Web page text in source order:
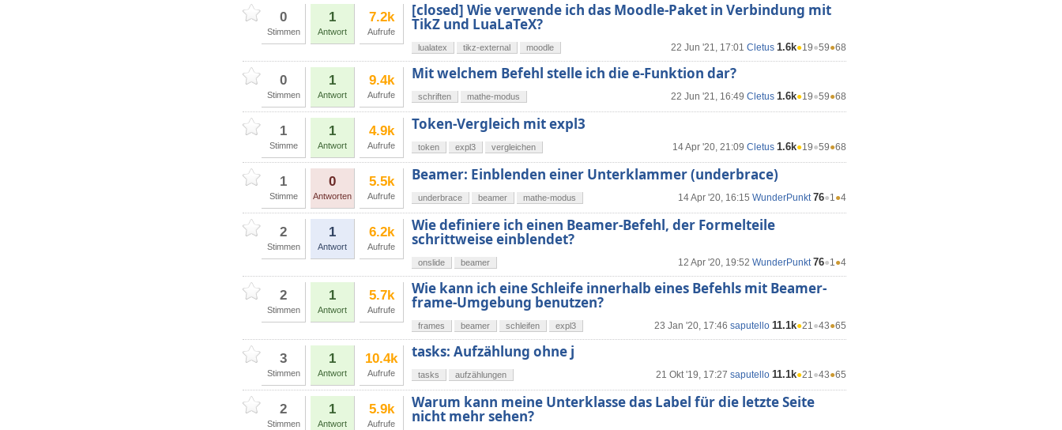
0
Stimmen
1
Antwort
7.2k
Aufrufe
[closed] Wie verwende ich das Moodle-Paket in Verbindung mit
TikZ und LuaLaTeX?
22 Jun '21, 17:01 Cletus 1.6k●19●59●68
lualatex tikz-external moodle
0
Stimmen
1
Antwort
9.4k
Aufrufe
Mit welchem Befehl stelle ich die e-Funktion dar?
22 Jun '21, 16:49 Cletus 1.6k●19●59●68
schriften mathe-modus
1
Stimme
1
Antwort
4.9k
Aufrufe
Token-Vergleich mit expl3
14 Apr '20, 21:09 Cletus 1.6k●19●59●68
token expl3 vergleichen
1
Stimme
0
Antworten
5.5k
Aufrufe
Beamer: Einblenden einer Unterklammer (underbrace)
14 Apr '20, 16:15 WunderPunkt 76●1●4
underbrace beamer mathe-modus
2
Stimmen
1
Antwort
6.2k
Aufrufe
Wie definiere ich einen Beamer-Befehl, der Formelteile
schrittweise einblendet?
12 Apr '20, 19:52 WunderPunkt 76●1●4
onslide beamer
2
Stimmen
1
Antwort
5.7k
Aufrufe
Wie kann ich eine Schleife innerhalb eines Befehls mit Beamer-
frame-Umgebung benutzen?
23 Jan '20, 17:46 saputello 11.1k●21●43●65
frames beamer schleifen expl3
3
Stimmen
1
Antwort
10.4k
Aufrufe
tasks: Aufzählung ohne j
21 Okt '19, 17:27 saputello 11.1k●21●43●65
tasks aufzählungen
2
Stimmen
1
Antwort
5.9k
Aufrufe
Warum kann meine Unterklasse das Label für die letzte Seite
nicht mehr sehen?